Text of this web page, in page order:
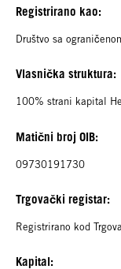
Registrirano kao:
Društvo sa
Vlasnička struktura:
100% strani kapital
Matični broj OIB:
09730191730
Trgovački registar:
Registrirano kod
Kapital: